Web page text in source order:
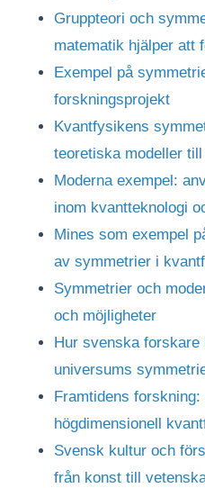
Gruppteori och
matematik hjälper att
Exempel på
forskningsprojekt
Kvantfysikens
teoretiska modeller
Moderna exempel:
inom kvantteknologi
Mines som exempel
av symmetrier i
Symmetrier och
och möjligheter
Hur svenska
universums
Framtidens
högdimensionell
Svensk kultur och
från konst till